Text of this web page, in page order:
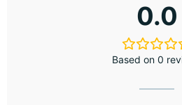
0.0
Based on 0